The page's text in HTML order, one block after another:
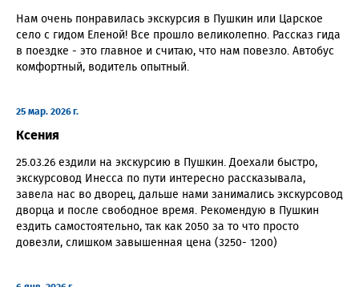
Нам очень понравилась экскурсия в Пушкин или Царское
село с гидом Еленой! Все прошло великолепно. Рассказ гида
в поездке - это главное и считаю, что нам повезло. Автобус
комфортный, водитель опытный.
25 мар. 2026 г.
Ксения
25.03.26 ездили на экскурсию в Пушкин. Доехали быстро,
экскурсовод Инесса по пути интересно рассказывала,
завела нас во дворец, дальше нами занимались экскурсовод
дворца и после свободное время. Рекомендую в Пушкин
ездить самостоятельно, так как 2050 за то что просто
довезли, слишком завышенная цена (3250- 1200)